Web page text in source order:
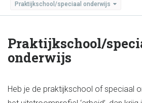
Praktijkschool/speciaal onderwijs
Praktijkschool/
onderwijs
Heb je de praktijkschool of speciaal